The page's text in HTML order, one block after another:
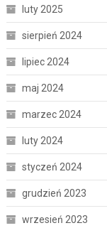
luty 2025
sierpień 2024
lipiec 2024
maj 2024
marzec 2024
luty 2024
styczeń 2024
grudzień 2023
wrzesień 2023